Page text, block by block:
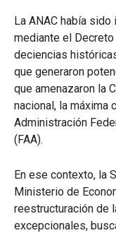
La ANAC había
mediante el
deciencias
que generaron
que amenazaron la
nacional, la máxima
Administración
(FAA).
En ese contexto, la
Ministerio de
reestructuración de
excepcionales,